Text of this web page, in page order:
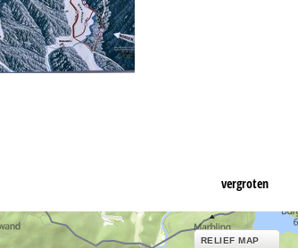
vergroten
RELIEF MAP